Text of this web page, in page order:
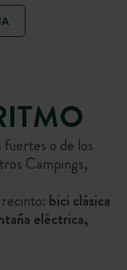
un lago o
en plena
fuertes o de los
Campings,
bici clásica
eléctrica,